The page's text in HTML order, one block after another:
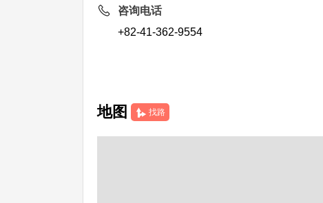
咨询电话
+82-41-362-9554
地图 找路